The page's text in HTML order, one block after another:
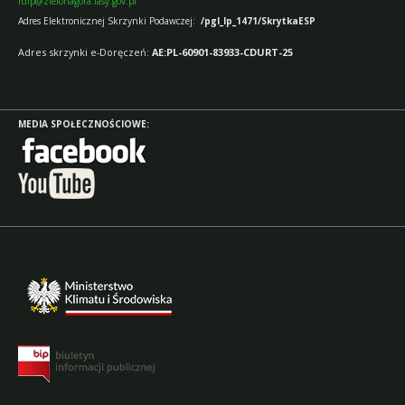
Adres Elektronicznej Skrzynki Podawczej: /pgl_lp_1471/SkrytkaESP
Adres skrzynki e-Doręczeń: AE:PL-60901-83933-CDURT-25
MEDIA SPOŁECZNOŚCIOWE: